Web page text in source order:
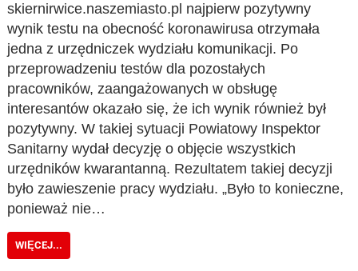
skiernirwice.naszemiasto.pl najpierw pozytywny
wynik testu na obecność koronawirusa otrzymała
jedna z urzędniczek wydziału komunikacji. Po
przeprowadzeniu testów dla pozostałych
pracowników, zaangażowanych w obsługę
interesantów okazało się, że ich wynik również był
pozytywny. W takiej sytuacji Powiatowy Inspektor
Sanitarny wydał decyzję o objęcie wszystkich
urzędników kwarantanną. Rezultatem takiej decyzji
było zawieszenie pracy wydziału. „Było to konieczne,
ponieważ nie…
WIĘCEJ...